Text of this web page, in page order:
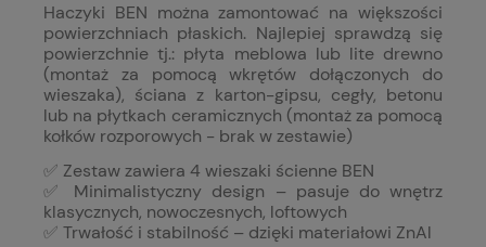
Haczyki BEN można zamontować na większości
powierzchniach płaskich. Najlepiej sprawdzą się
powierzchnie tj.: płyta meblowa lub lite drewno
(montaż za pomocą wkrętów dołączonych do
wieszaka), ściana z karton-gipsu, cegły, betonu
lub na płytkach ceramicznych (montaż za pomocą
kołków rozporowych - brak w zestawie)
✅ Zestaw zawiera 4 wieszaki ścienne BEN
✅ Minimalistyczny design – pasuje do wnętrz
klasycznych, nowoczesnych, loftowych
✅ Trwałość i stabilność – dzięki materiałowi ZnAl